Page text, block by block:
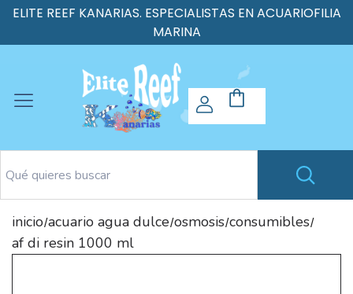
ELITE REEF KANARIAS. ESPECIALISTAS EN ACUARIOFILIA
MARINA
inicio/acuario agua dulce/osmosis/consumibles/
af di resin 1000 ml